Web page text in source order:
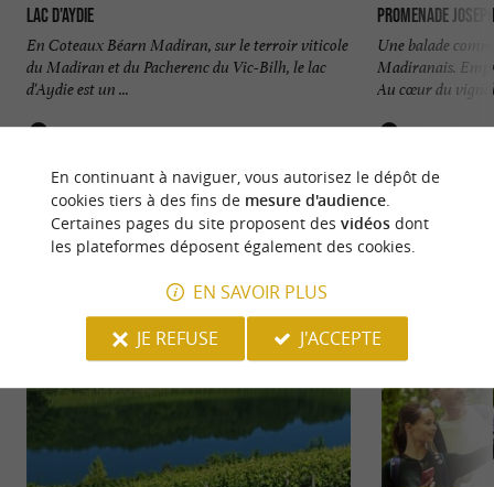
Lac d'Aydie
En Coteaux Béarn Madiran, sur le terroir viticole
du Madiran et du Pacherenc du Vic-Bilh, le lac
d'Aydie est un ...
4,6 km - Aydie
Promenade
Une balade
Madiranais.
Au cœur du
5,2 km -
NOUS AVONS TESTÉPOUR VOUS
En continuant à naviguer, vous autorisez le dépôt de
cookies tiers à des fins de mesure d'audience.
Certaines pages du site proposent des vidéosdont
les plateformes déposent également des cookies.
EN SAVOIR PLUS
JE REFUSE
J'ACCEPTE